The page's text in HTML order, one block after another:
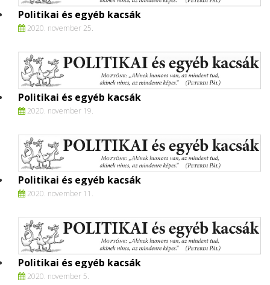
Politikai és egyéb kacsák
2020. november 25.
Politikai és egyéb kacsák
2020. november 19.
Politikai és egyéb kacsák
2020. november 11.
Politikai és egyéb kacsák
2020. november 5.